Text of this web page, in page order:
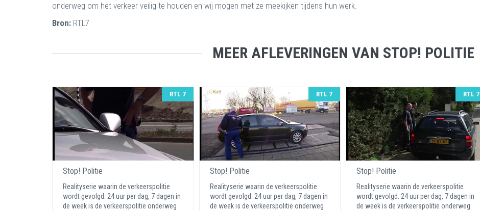
onderweg om het verkeer veilig te houden en wij mogen met ze meekijken tijdens hun werk.
Bron: RTL7
MEER AFLEVERINGEN VAN STOP! POLITIE
RTL 7
Stop! Politie
Realityserie waarin de verkeerspolitie
wordt gevolgd. 24 uur per dag, 7 dagen in
de week is de verkeerspolitie onderweg
RTL 7
Stop! Politie
Realityserie waarin de verkeerspolitie
wordt gevolgd. 24 uur per dag, 7 dagen in
de week is de verkeerspolitie onderweg
RTL 7
Stop! Politie
Realityserie waarin de verkeerspolitie
wordt gevolgd. 24 uur per dag, 7 dagen in
de week is de verkeerspolitie onderweg